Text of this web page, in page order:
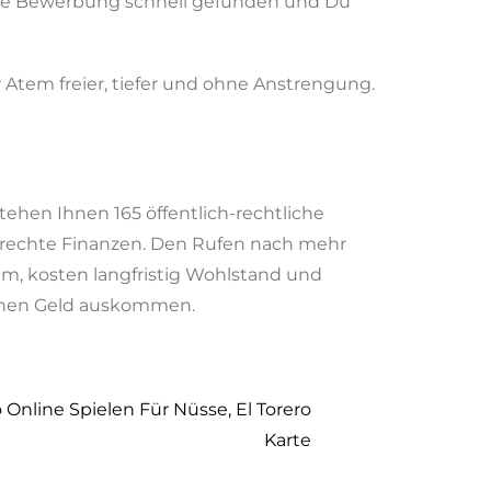
freier, tiefer und ohne Anstrengung.
Ihnen 165 öffentlich-rechtliche
Finanzen. Den Rufen nach mehr
kosten langfristig Wohlstand und
Geld auskommen.
Spielen Für Nüsse, El Torero
Karte